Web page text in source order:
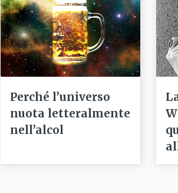
Perché l’universo
nuota letteralmente
nell’alcol